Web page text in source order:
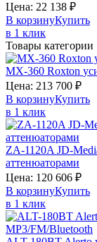
Цена: 22 138 ₽
В корзинуКупить
в 1 клик
Товары категории
MX-360 Roxton
Цена: 213 700 ₽
В корзинуКупить
в 1 клик
ZA-1120AJD-
аттенюаторами
Цена: 120 606 ₽
В корзинуКупить
в 1 клик